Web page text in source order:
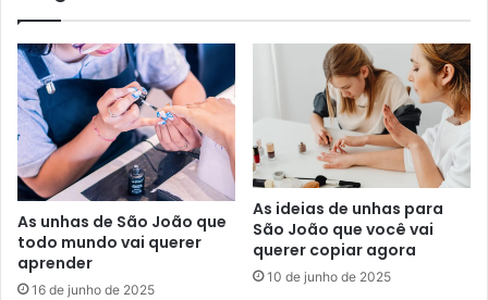
As unhas de São João que
todo mundo vai querer
aprender
16 de junho de 2025
As ideias de unhas para
São João que você vai
querer copiar agora
10 de junho de 2025